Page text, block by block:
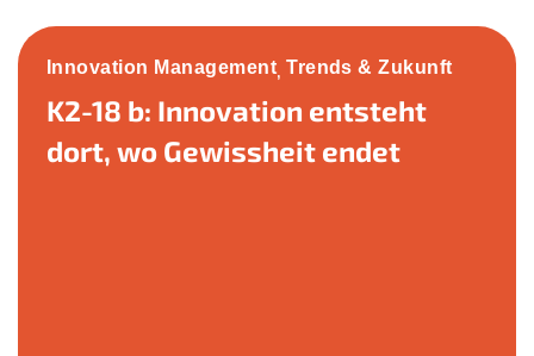
Innovation Management, Trends & Zukunft
K2-18 b: Innovation entsteht
dort, wo Gewissheit endet